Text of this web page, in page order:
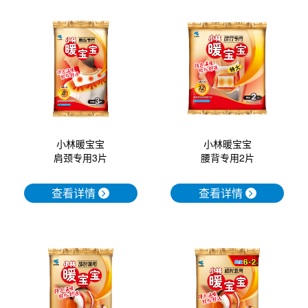
小林暖宝宝
肩颈专用3片
查看详情
小林暖宝宝
腰背专用2片
查看详情